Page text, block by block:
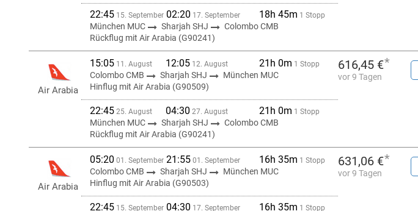
22:45 15. September 02:20 17. September 18h 45m 1 Stopp
München MUC Sharjah SHJ
Colombo CMB
Rückflug mit Air Arabia (G90241)
15:05 11. August 12:05 12. August 21h 0m 1 Stopp
Colombo CMB Sharjah SHJ
München MUC
Hinflug mit Air Arabia (G90509)
22:45 25. August 04:30 27. August 21h 0m 1 Stopp
München MUC Sharjah SHJ
Colombo CMB
Rückflug mit Air Arabia (G90241)
Air Arabia
616,45 €*
vor 9 Tagen
05:20 01. September 21:55 01. September 16h 35m 1 Stopp
Colombo CMB Sharjah SHJ
München MUC
Hinflug mit Air Arabia (G90503)
22:45 15. September 04:30 17. September 16h 35m 1 Stopp
Air Arabia
631,06 €*
vor 9 Tagen